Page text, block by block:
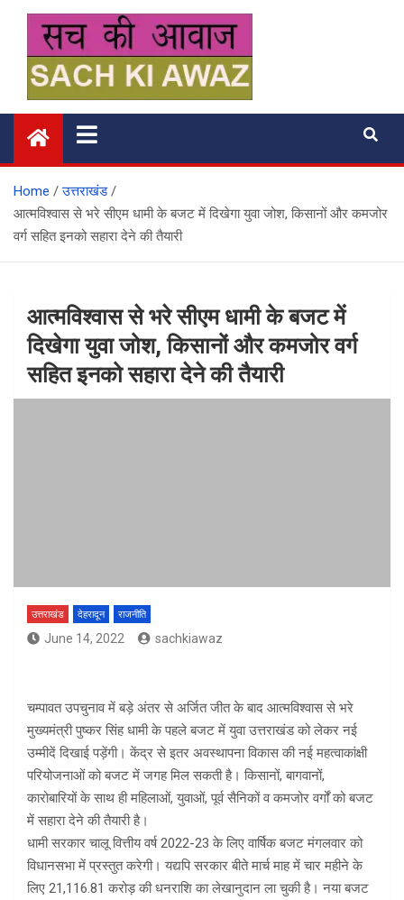
content
सच की आवाज
Home
उत्तराखंड
आत्मविश्वास से भरे सीएम धामी के बजट में दिखेगा युवा जोश, किसानों और कमजोर
वर्ग सहित इनको सहारा देने की तैयारी
आत्मविश्वास से भरे सीएम धामी के बजट में
दिखेगा युवा जोश, किसानों और कमजोर वर्ग
सहित इनको सहारा देने की तैयारी
उत्तराखंड देहरादून राजनीति
June 14, 2022 sachkiawaz
चम्पावत उपचुनाव में बड़े अंतर से अर्जित जीत के बाद आत्मविश्वास से भरे
मुख्यमंत्री पुष्कर सिंह धामी के पहले बजट में युवा उत्तराखंड को लेकर नई
उम्मीदें दिखाई पड़ेंगी। केंद्र से इतर अवस्थापना विकास की नई महत्वाकांक्षी
परियोजनाओं को बजट में जगह मिल सकती है। किसानों, बागवानों,
कारोबारियों के साथ ही महिलाओं, युवाओं, पूर्व सैनिकों व कमजोर वर्गों को बजट
में सहारा देने की तैयारी है।
धामी सरकार चालू वित्तीय वर्ष 2022-23 के लिए वार्षिक बजट मंगलवार को
विधानसभा में प्रस्तुत करेगी। यद्यपि सरकार बीते मार्च माह में चार महीने के
लिए 21,116.81 करोड़ की धनराशि का लेखानुदान ला चुकी है। नया बजट